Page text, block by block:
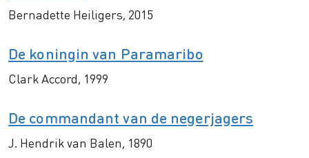
Bernadette Heiligers, 2015
De koningin van Paramaribo
Clark Accord, 1999
De commandant van de negerjagers
J. Hendrik van Balen, 1890